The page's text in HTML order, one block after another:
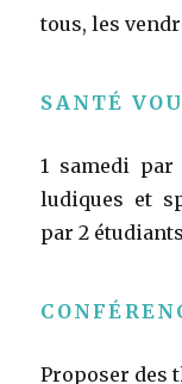
tous, les
SANTÉ
1 samedi par
ludiques et
par 2
Proposer des